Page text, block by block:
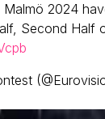
2024
Second Half